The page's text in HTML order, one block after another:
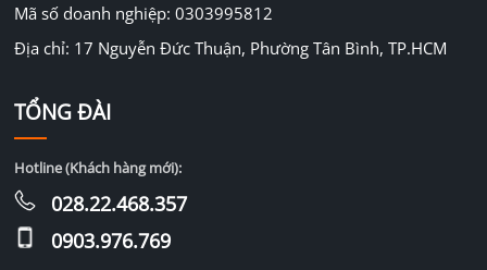
Mã số doanh nghiệp: 0303995812
Địa chỉ: 17 Nguyễn Đức Thuận, Phường Tân Bình, TP.HCM
TỔNG ĐÀI
Hotline (Khách hàng mới):
028.22.468.357
0903.976.769